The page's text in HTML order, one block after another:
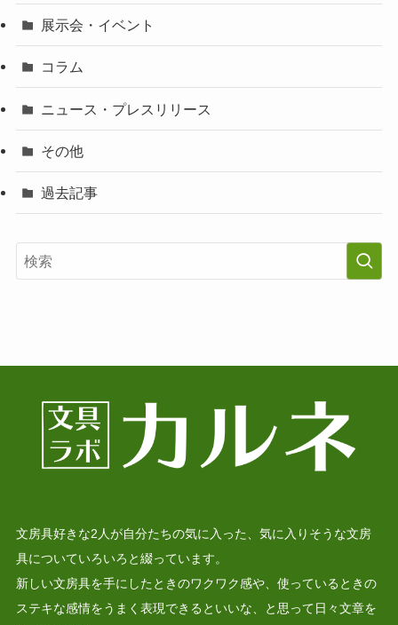
展示会・イベント
コラム
ニュース・プレスリリース
その他
過去記事
文房具好きな2人が自分たちの気に入った、気に入りそうな文房
具についていろいろと綴っています。
新しい文房具を手にしたときのワクワク感や、使っているときの
ステキな感情をうまく表現できるといいな、と思って日々文章を